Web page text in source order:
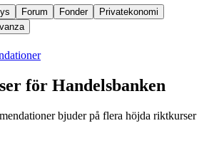
Forum Fonder
Privatekonomi
för Handelsbanken
bjuder på flera höjda riktkurser